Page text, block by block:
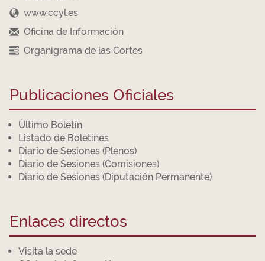
www.ccyl.es
Oficina de Información
Organigrama de las Cortes
Publicaciones Oficiales
Último Boletín
Listado de Boletines
Diario de Sesiones (Plenos)
Diario de Sesiones (Comisiones)
Diario de Sesiones (Diputación Permanente)
Enlaces directos
Visita la sede